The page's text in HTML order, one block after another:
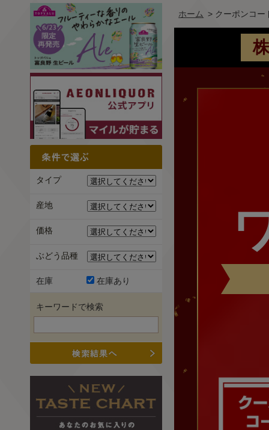
ホーム > クーポンコー
タイプ
産地
価格
ぶどう品種
在庫 在庫あり
キーワードで検索